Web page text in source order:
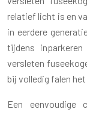
relatief licht is en
in eerdere
tijdens
versleten
bij volledig falen
Een